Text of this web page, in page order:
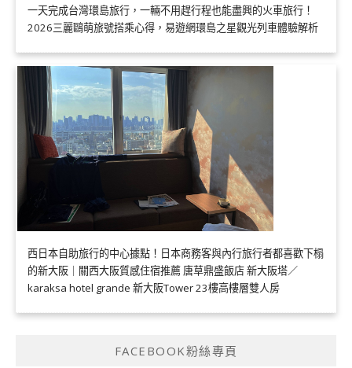
一天完成台灣環島旅行，一輛不用趕行程也能盡興的火車旅行！
2026三麗鷗萌旅號搭乘心得，易遊網環島之星觀光列車體驗解析
西日本自助旅行的中心據點！日本商務客與內行旅行者都喜歡下榻
的新大阪｜關西大阪質感住宿推薦 唐草鼎盛飯店 新大阪塔／
karaksa hotel grande 新大阪Tower 23樓高樓層雙人房
FACEBOOK粉絲專頁